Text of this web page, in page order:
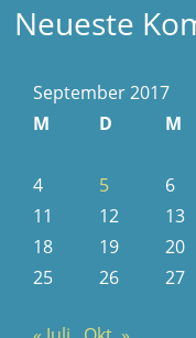
Neueste
September 2017
M
D M
4
5 6
11
12 13
18
19 20
25
26 27